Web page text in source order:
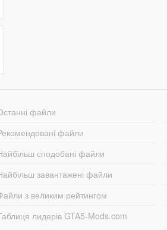
файли
файли
сподобані файли
завантажені файли
з великим рейтингом
лидерів GTA5-Mods.com